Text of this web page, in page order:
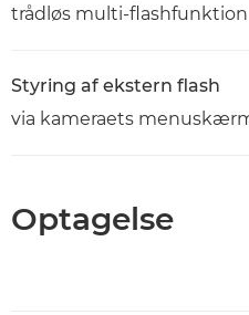
trådløs multi-flashfunktion
Styring af ekstern flash
via kameraets
Optagelse